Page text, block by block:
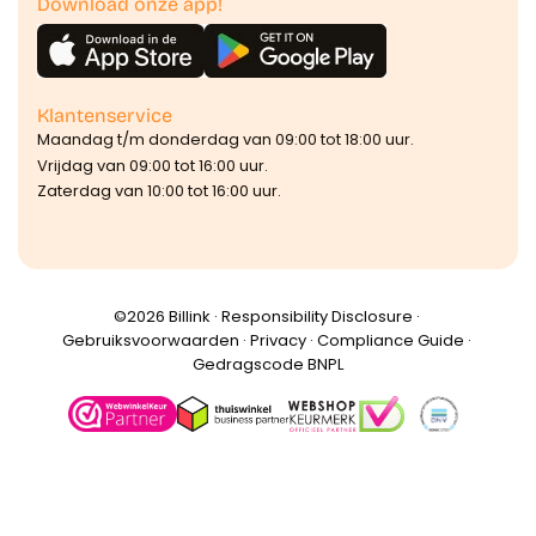
Klantenservice
Maandag t/m donderdag van 09:00 tot 18:00 uur.
Vrijdag van 09:00 tot 16:00 uur.
Zaterdag van 10:00 tot 16:00 uur.
©️2026 Billink · Responsibility Disclosure ·
Gebruiksvoorwaarden · Privacy· Compliance Guide ·
Gedragscode BNPL